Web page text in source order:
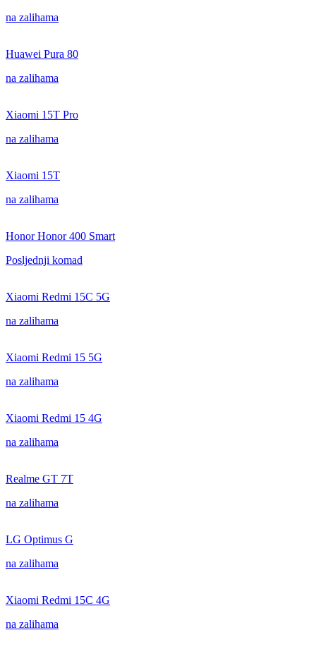
na zalihama
Huawei Pura 80
na zalihama
Xiaomi 15T Pro
na zalihama
Xiaomi 15T
na zalihama
Honor Honor 400 Smart
Posljednji komad
Xiaomi Redmi 15C 5G
na zalihama
Xiaomi Redmi 15 5G
na zalihama
Xiaomi Redmi 15 4G
na zalihama
Realme GT 7T
na zalihama
LG Optimus G
na zalihama
Xiaomi Redmi 15C 4G
na zalihama